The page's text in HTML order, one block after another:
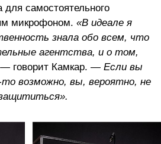
самостоятельного
микрофоном. «В идеале я
знала обо всем, что
агентства, и о том,
говорит Камкар. — Если вы
возможно, вы, вероятно, не